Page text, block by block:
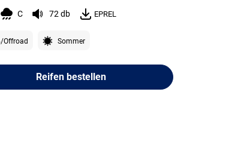
C 72 db EPREL
Offroad Sommer
Reifen bestellen